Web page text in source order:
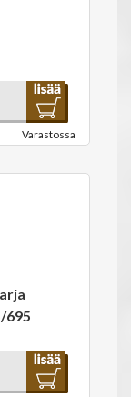
Varastossa
695